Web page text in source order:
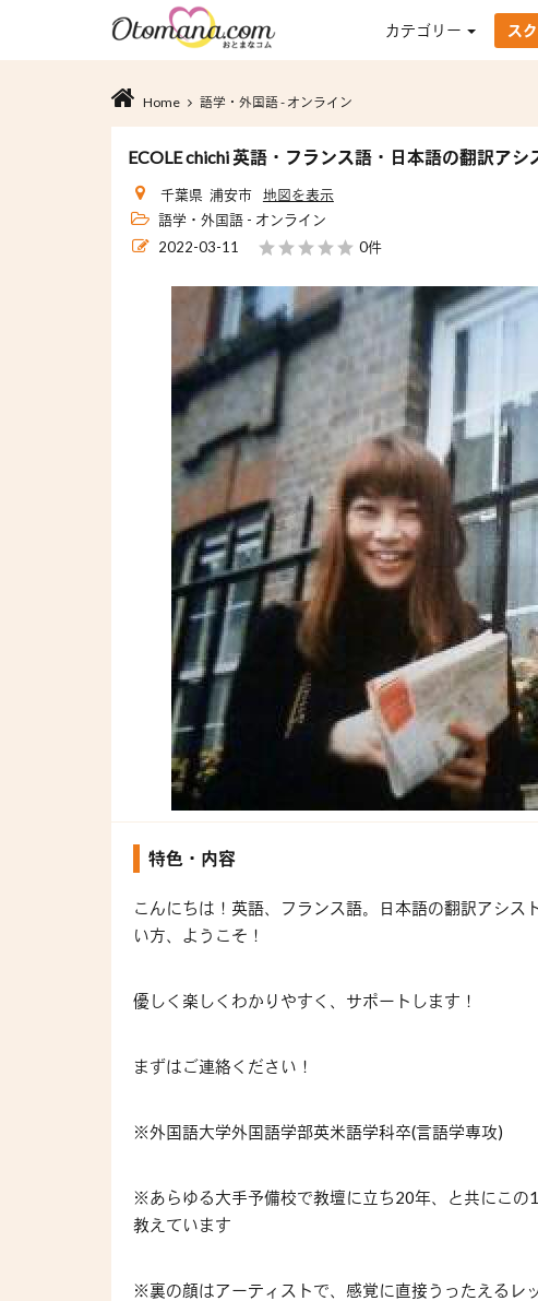
カテゴリー ス
Home 語学・外国語 - オンライン
ECOLE chichi 英語・フランス語・日本語の翻訳アシ
千葉県 浦安市
地図を表示
語学・外国語 - オンライン
2022-03-11
0件
特色・内容
こんにちは！英語、フランス語。日本語の翻訳アシ
い方、ようこそ！
優しく楽しくわかりやすく、サポートします！
まずはご連絡ください！
※外国語大学外国語学部英米語学科卒(言語学専攻)
※あらゆる大手予備校で教壇に立ち20年、と共にこの
教えています
※裏の顔はアーティストで、感覚に直接うったえるレ